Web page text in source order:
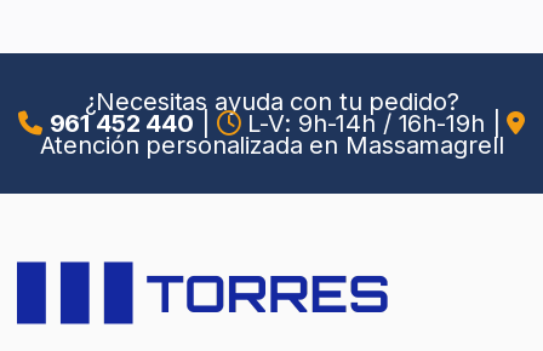
¿Necesitas ayuda con tu pedido?
961 452 440 L-V: 9h-14h / 16h-19h
Atención personalizada en Massamagrell